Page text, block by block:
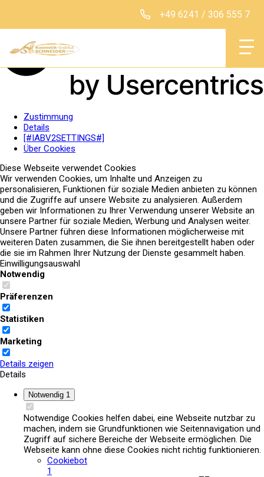
Zustimmung
Details
[#IABV2SETTINGS#]
Über Cookies
Diese Webseite verwendet Cookies
Wir verwenden Cookies, um Inhalte und Anzeigen zu
personalisieren, Funktionen für soziale Medien anbieten zu können
und die Zugriffe auf unsere Website zu analysieren. Außerdem
geben wir Informationen zu Ihrer Verwendung unserer Website an
unsere Partner für soziale Medien, Werbung und Analysen weiter.
Unsere Partner führen diese Informationen möglicherweise mit
weiteren Daten zusammen, die Sie ihnen bereitgestellt haben oder
die sie im Rahmen Ihrer Nutzung der Dienste gesammelt haben.
Einwilligungsauswahl
Notwendig
Präferenzen
Statistiken
Marketing
Details zeigen
Details
Notwendig 1
Notwendige Cookies helfen dabei, eine Webseite nutzbar zu
machen, indem sie Grundfunktionen wie Seitennavigation und
Zugriff auf sichere Bereiche der Webseite ermöglichen. Die
Webseite kann ohne diese Cookies nicht richtig funktionieren.
Cookiebot
1
+49 6241 / 306 555 7
Produkte
Permanent Make-